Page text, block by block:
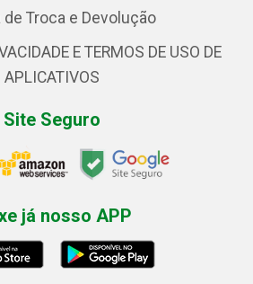
de Troca e Devolução
E TERMOS DE USO DE
APLICATIVOS
Site Seguro
já nosso APP